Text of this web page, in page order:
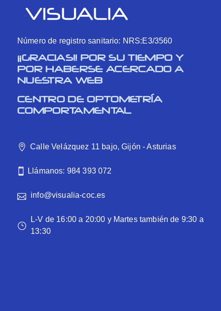
Número de registro sanitario: NRS:E3/3560
¡¡GRACIAS!! POR SU TIEMPO Y
POR HABERSE ACERCADO A
NUESTRA WEB
CENTRO DE OPTOMETRÍA
COMPORTAMENTAL
Calle Velázquez 11 bajo, Gijón - Asturias
Llámanos: 984 393 072
info@visualia-coc.es
L-V de 16:00 a 20:00 y Martes también de 9:30 a
13:30